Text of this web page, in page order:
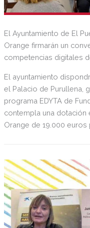
El Ayuntamiento de El
Orange firmarán un
competencias digitales
El ayuntamiento
el Palacio de Purullena,
programa EDYTA de
contempla una dotación
Orange de 19.000 euros